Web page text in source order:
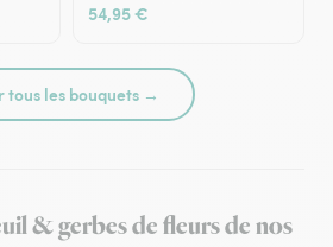
54,95 €
tous les bouquets →
& gerbes de fleurs de nos